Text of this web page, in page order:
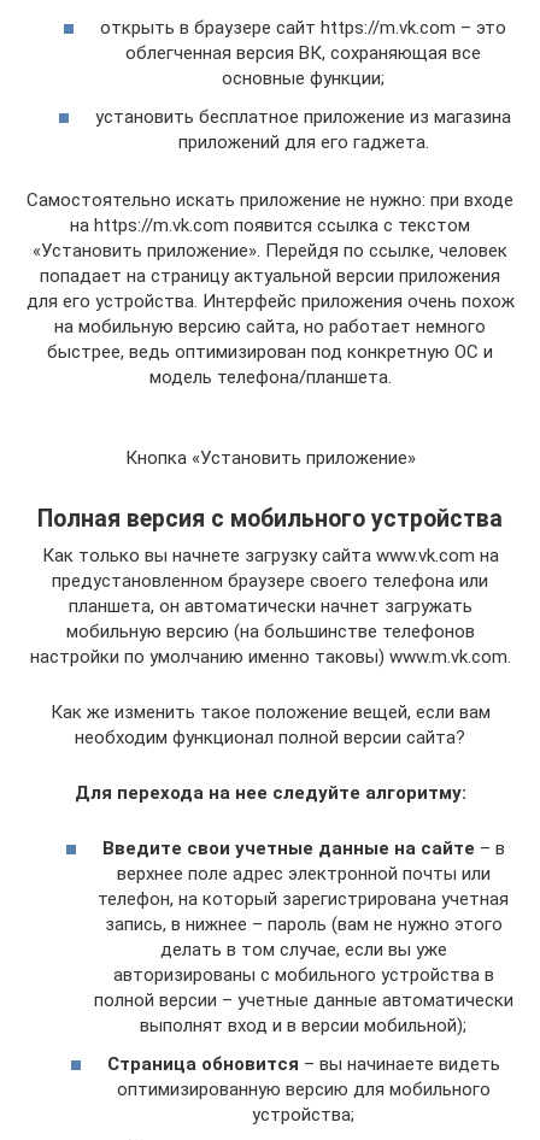
открыть в браузере сайт https://m.vk.com – это
облегченная версия ВК, сохраняющая все
основные функции;
установить бесплатное приложение из магазина
приложений для его гаджета.
Самостоятельно искать приложение не нужно: при входе
на https://m.vk.com появится ссылка с текстом
«Установить приложение». Перейдя по ссылке, человек
попадает на страницу актуальной версии приложения
для его устройства. Интерфейс приложения очень похож
на мобильную версию сайта, но работает немного
быстрее, ведь оптимизирован под конкретную ОС и
модель телефона/планшета.
Кнопка «Установить приложение»
Полная версия с мобильного устройства
Как только вы начнете загрузку сайта www.vk.com на
предустановленном браузере своего телефона или
планшета, он автоматически начнет загружать
мобильную версию (на большинстве телефонов
настройки по умолчанию именно таковы) www.m.vk.com.
Как же изменить такое положение вещей, если вам
необходим функционал полной версии сайта?
Для перехода на нее следуйте алгоритму:
Введите свои учетные данные на сайте – в
верхнее поле адрес электронной почты или
телефон, на который зарегистрирована учетная
запись, в нижнее – пароль (вам не нужно этого
делать в том случае, если вы уже
авторизированы с мобильного устройства в
полной версии – учетные данные автоматически
выполнят вход и в версии мобильной);
Страница обновится – вы начинаете видеть
оптимизированную версию для мобильного
устройства;